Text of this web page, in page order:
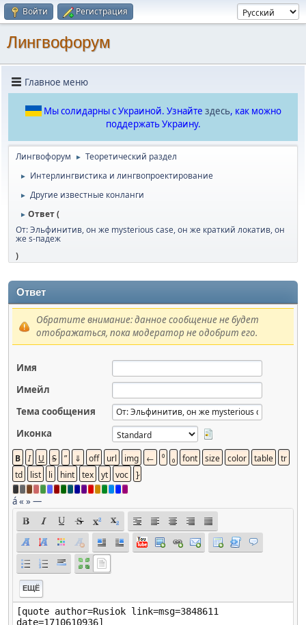
Войти Регистрация
Лингвофорум
Главное меню
Мы солидарны с Украиной. Узнайте здесь, как можно
поддержать Украину.
Лингвофорум ► Теоретический раздел
► Интерлингвистика и лингвопроектирование
► Другие известные конланги
► Ответ (
От: Эльфинитив, он же mysterious case, он же краткий локатив, он
же s-падеж
)
Ответ
Обратите внимание: данное сообщение не будет
отображаться, пока модератор не одобрит его.
Имя
Имейл
Тема сообщения
Иконка
á« »—
ЕЩЁ